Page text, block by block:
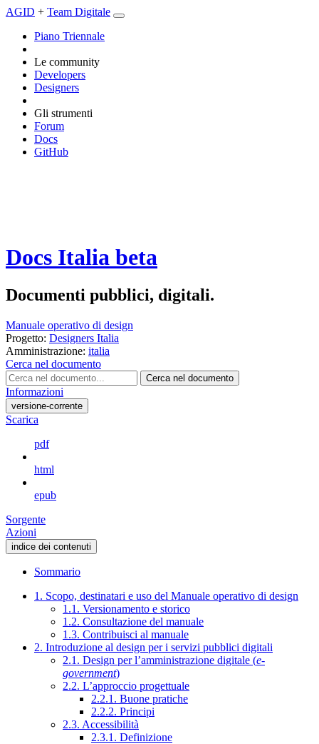
AGID + Team Digitale
Piano Triennale
Le community
Developers
Designers
Gli strumenti
Forum
Docs
GitHub
Docs Italia beta
Documenti pubblici, digitali.
Manuale operativo di design
Progetto: Designers Italia
Amministrazione: italia
Cerca nel documento
Cerca nel documento
Informazioni
versione-corrente
Scarica
pdf
html
epub
Sorgente
Azioni
indice dei contenuti
Sommario
1. Scopo, destinatari e uso del Manuale operativo di design
1.1. Versionamento e storico
1.2. Consultazione del manuale
1.3. Contribuisci al manuale
2. Introduzione al design per i servizi pubblici digitali
2.1. Design per l’amministrazione digitale (e-
government)
2.2. L’approccio progettuale
2.2.1. Buone pratiche
2.2.2. Principi
2.3. Accessibilità
2.3.1. Definizione